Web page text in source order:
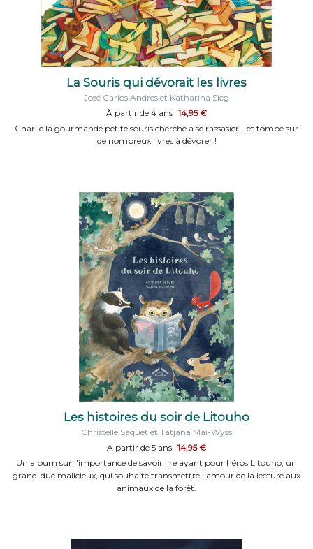
La Souris qui dévorait les livres
José Carlos Andres et Katharina Sieg
À partir de 4 ans 14,95 €
Charlie la gourmande petite souris cherche à se rassasier… et tombe sur
de nombreux livres à dévorer !
Les histoires du soir de Litouho
Christelle Saquet et Tatjana Mai-Wyss
À partir de 5 ans 14,95 €
Un album sur l'importance de savoir lire ayant pour héros Litouho, un
grand-duc malicieux, qui souhaite transmettre l'amour de la lecture aux
animaux de la forêt.